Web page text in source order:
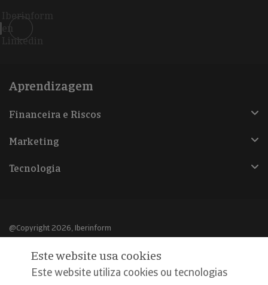
Iberinform
en
Linkedin
Aprendizagem
Financeira e Riscos
Marketing
Tecnologia
@Copyright 2026, Iberinform
Aviso legal
Política de cookies
Este website usa cookies
Este website utiliza cookies ou tecnologias